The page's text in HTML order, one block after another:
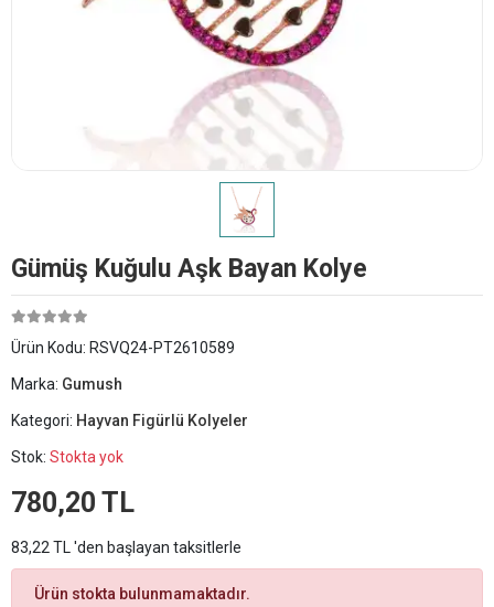
Gümüş Kuğulu Aşk Bayan Kolye
Ürün Kodu: RSVQ24-PT2610589
Marka: Gumush
Kategori: Hayvan Figürlü Kolyeler
Stok: Stokta yok
780,20 TL
83,22 TL 'den başlayan taksitlerle
Ürün stokta bulunmamaktadır.